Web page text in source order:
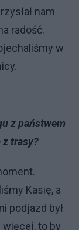
nam
radość.
w
z państwem
z trasy?
Kasię, a
podjazd był
więcej, to by